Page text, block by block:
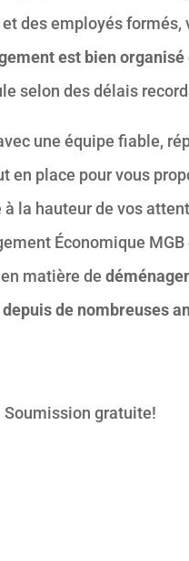
des employés formés,
est bien organisé
selon des délais
une équipe fiable,
en place pour vous
à la hauteur de vos
Économique MGB
matière de
de nombreuses
Soumission gratuite!